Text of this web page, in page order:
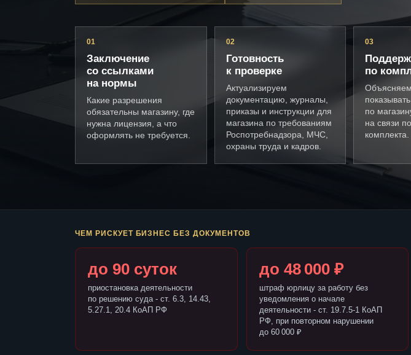
01
Заключение
со ссылками
на нормы
Какие разрешения
обязательны магазину, где
нужна лицензия, а что
оформлять не требуется.
02
Готовность
к проверке
Актуализируем
документацию, журналы,
приказы и инструкции для
магазина по требованиям
Роспотребнадзора, МЧС,
охраны труда и кадров.
03
по
по
на связи
комплекта.
ЧЕМ РИСКУЕТ БИЗНЕС БЕЗ ДОКУМЕНТОВ
до 90 суток
приостановка деятельности
по решению суда - ст. 6.3, 14.43,
5.27.1, 20.4 КоАП РФ
до 48 000 ₽
штраф юрлицу за работу без
уведомления о начале
деятельности - ст. 19.7.5-1 КоАП
РФ, при повторном нарушении
до 60 000 ₽